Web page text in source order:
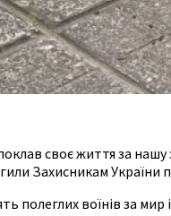
своє життя за
Захисникам України
воїнів за мир і